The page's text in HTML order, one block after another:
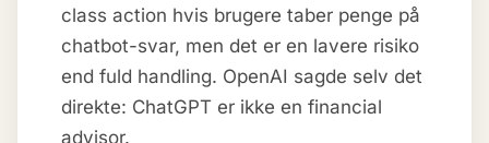
class action hvis brugere taber penge på
chatbot-svar, men det er en lavere risiko
end fuld handling. OpenAI sagde selv det
direkte: ChatGPT er ikke en financial
advisor.